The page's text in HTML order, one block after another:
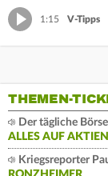
1:15 V-Tipps
THEMEN-
Der tägliche
ALLES AUF AKTIEN
Kriegsreporter